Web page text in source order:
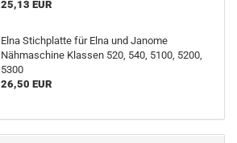
25,13 EUR
Elna Stichplatte für Elna und Janome
Nähmaschine Klassen 520, 540, 5100, 5200,
5300
26,50 EUR